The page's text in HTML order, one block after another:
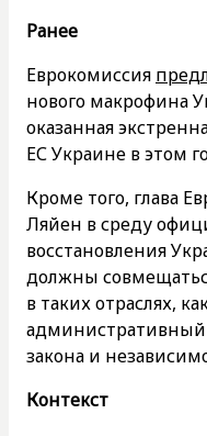
Ранее
Еврокомиссия
нового макрофина
оказанная
ЕС Украине в этом
Кроме того, глава
Ляйен в среду
восстановления
должны
в таких отраслях,
административный
закона и
Контекст